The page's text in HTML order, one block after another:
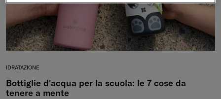
IDRATAZIONE
Bottiglie d'acqua per la scuola: le 7 cose da
tenere a mente